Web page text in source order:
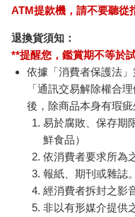
ATM提款機，請不要聽從
退換貨須知：
**提醒您，鑑賞期不等於
依據「消費者保護法
「通訊交易解除權合
後，除商品本身有瑕
易於腐敗、保存期
鮮食品）
依消費者要求所為
報紙、期刊或雜誌
經消費者拆封之影
非以有形媒介提供